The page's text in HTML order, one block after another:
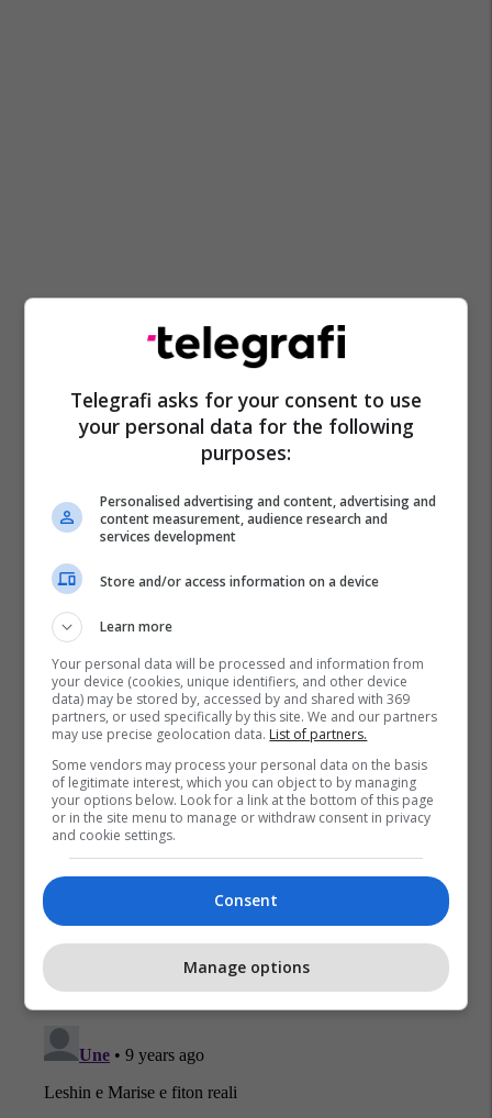
Liga E Kampionëve Bayern Munich
Celtic
Napoli
Barcelona Psv Eindhoven Psg
Atletico Madrid
Telegrafi asks for your consent to use
your personal data for the following
purposes:
Personalised advertising and content, advertising and
content measurement, audience research and
services development
Store and/or access information on a device
Learn more
Your personal data will be processed and information from
your device (cookies, unique identifiers, and other device
data) may be stored by, accessed by and shared with 369
partners, or used specifically by this site. We and our partners
may use precise geolocation data. List of partners.
Some vendors may process your personal data on the basis
of legitimate interest, which you can object to by managing
your options below. Look for a link at the bottom of this page
or in the site menu to manage or withdraw consent in privacy
and cookie settings.
Consent
Manage options